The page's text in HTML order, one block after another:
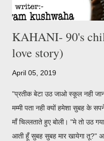
KAHANI- 90's
love story)
April 05, 2019
"प्रतीक बेटा उठ जाओ स्कूल नही
मम्मी पता नही क्यों हमेशा सुबह के
माँ चिल्लताते हुए बोली। "मे तो उठ
आती हूँ सुबह सुबह मार खायेगा तू?"